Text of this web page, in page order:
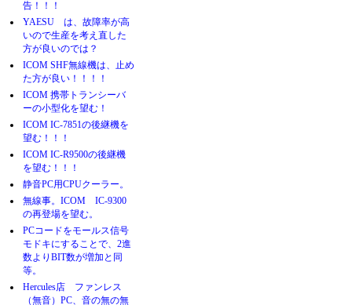
告！！！
YAESU は、故障率が高
いので生産を考え直した
方が良いのでは？
ICOM SHF無線機は、止め
た方が良い！！！！
ICOM 携帯トランシーバ
ーの小型化を望む！
ICOM IC-7851の後継機を
望む！！！
ICOM IC-R9500の後継機
を望む！！！
静音PC用CPUクーラー。
無線事。ICOM IC-9300
の再登場を望む。
PCコードをモールス信号
モドキにすることで、2進
数よりBIT数が増加と同
等。
Hercules店 ファンレス
（無音）PC、音の無の無